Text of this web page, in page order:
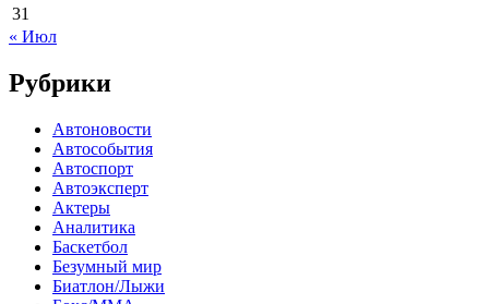
31
« Июл
Рубрики
Автоновости
Автособытия
Автоспорт
Автоэксперт
Актеры
Аналитика
Баскетбол
Безумный мир
Биатлон/Лыжи